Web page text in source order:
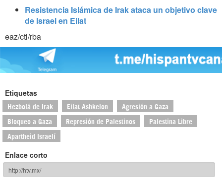
Resistencia Islámica de Irak ataca un objetivo clave
de Israel en Eilat
eaz/ctl/rba
Etiquetas
Hezbolá de Irak Eilat Ashkelon Agresión a Gaza
Bloqueo a Gaza Represión de Palestinos Palestina Libre
Apartheid Israelí
Enlace corto